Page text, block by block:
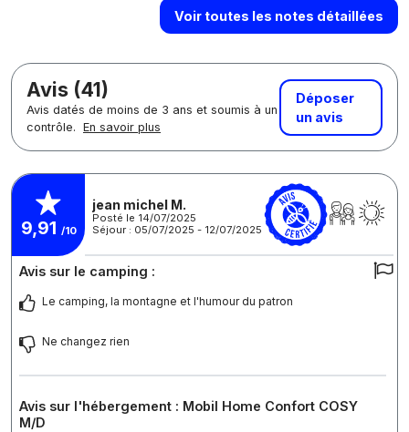
Voir toutes les notes détaillées
Avis (41)
Avis datés de moins de 3 ans et soumis à un
contrôle. En savoir plus
Déposer
un avis
9,91 /10
jean michel M.
Posté le 14/07/2025
Séjour : 05/07/2025 - 12/07/2025
Avis sur le camping :
Le camping, la montagne et l'humour du patron
Ne changez rien
Avis sur l'hébergement : Mobil Home Confort COSY
M/D